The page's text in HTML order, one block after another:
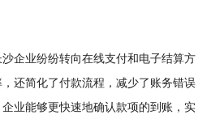
业纷纷转向在线支付和电子结算方
还简化了付款流程，减少了账务错误
业能够更快速地确认款项的到账，实